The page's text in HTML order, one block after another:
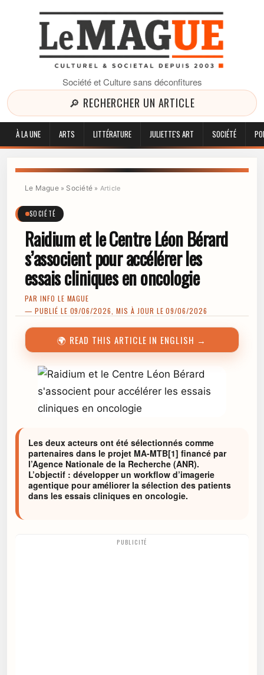
Société et Culture sans déconfitures
🔎 RECHERCHER UN ARTICLE
À LA UNE ARTS LITTÉRATURE JULIETTE'S ART SOCIÉTÉ
Le Mague» Société» Article
SOCIÉTÉ
Raidium et le Centre Léon Bérard
s’associent pour accélérer les
essais cliniques en oncologie
PAR INFO LE MAGUE
— PUBLIÉ LE 09/06/2026, MIS À JOUR LE 09/06/2026
🌍 READ THIS ARTICLE IN ENGLISH →
Les deux acteurs ont été sélectionnés comme
partenaires dans le projet MA-MTB[1] financé par
l’Agence Nationale de la Recherche (ANR).
L’objectif : développer un workflow d’imagerie
agentique pour améliorer la sélection des patients
dans les essais cliniques en oncologie.
PUBLICITÉ